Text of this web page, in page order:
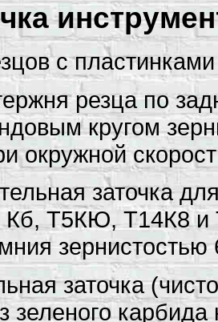
с
резца по
кругом
заточка
Т5КЮ, Т14К8 и
заточка
зеленого